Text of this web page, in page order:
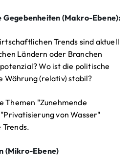
Gegebenheiten (Makro-Ebene):
Trends sind aktuell
Ländern oder Branchen
Wo ist die politische
Währung (relativ) stabil?
Themen "Zunehmende
von Wasser"
Trends.
(Mikro-Ebene)